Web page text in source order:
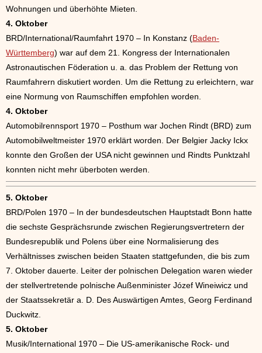
Wohnungen und überhöhte Mieten.
4. Oktober
BRD/International/Raumfahrt 1970 – In Konstanz (Baden-
Württemberg) war auf dem 21. Kongress der Internationalen
Astronautischen Föderation u. a. das Problem der Rettung von
Raumfahrern diskutiert worden. Um die Rettung zu erleichtern, war
eine Normung von Raumschiffen empfohlen worden.
4. Oktober
Automobilrennsport 1970 – Posthum war Jochen Rindt (BRD) zum
Automobilweltmeister 1970 erklärt worden. Der Belgier Jacky Ickx
konnte den Großen der USA nicht gewinnen und Rindts Punktzahl
konnten nicht mehr überboten werden.
5. Oktober
BRD/Polen 1970 – In der bundesdeutschen Hauptstadt Bonn hatte
die sechste Gesprächsrunde zwischen Regierungsvertretern der
Bundesrepublik und Polens über eine Normalisierung des
Verhältnisses zwischen beiden Staaten stattgefunden, die bis zum
7. Oktober dauerte. Leiter der polnischen Delegation waren wieder
der stellvertretende polnische Außenminister Józef Wineiwicz und
der Staatssekretär a. D. Des Auswärtigen Amtes, Georg Ferdinand
Duckwitz.
5. Oktober
Musik/International 1970 – Die US-amerikanische Rock- und